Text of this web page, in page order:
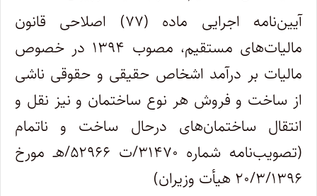
آیین‌نامه اجرایی ماده (۷۷) اصلاحی قانون
مالیات‌های مستقیم، مصوب ۱۳۹۴ در خصوص
مالیات بر درآمد اشخاص حقیقی و حقوقی ناشی
از ساخت و فروش هر نوع ساختمان و نیز نقل و
انتقال ساختمان‌های درحال ساخت و ناتمام
(تصویب‌نامه شماره ۳۱۴۷۰/ت ۵۲۹۶۶/هـ مورخ
۲۰/۳/۱۳۹۶ هیأت وزیران)